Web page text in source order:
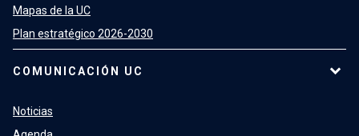
Mapas de la UC
Plan estratégico 2026-2030
COMUNICACIÓN UC
Noticias